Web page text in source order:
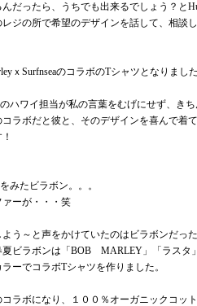
だったら、うちでも出来るでしょう？と
ジの所で希望のデザインを話して、相談
ｘSurfnseaのコラボのTシャツとなりました
ハワイ担当が私の言葉をむげにせず、き
ラボだと彼と、そのデザインを喜んで着
みたビラボン。。。
ーが・・・笑
う～と声をかけていたのはビラボンだっ
夏ビラボンは「BOB MARLEY」「ラスタ
ーでコラボTシャツを作りました。
ラボになり、１００％オーガニックコッ